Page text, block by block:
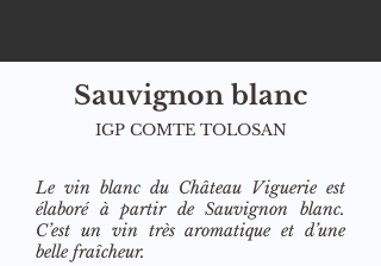
Sauvignon blanc
IGP COMTE TOLOSAN
Le vin blanc du Château Viguerie est
élaboré à partir de Sauvignon blanc.
C’est un vin très aromatique et d’une
belle fraîcheur.